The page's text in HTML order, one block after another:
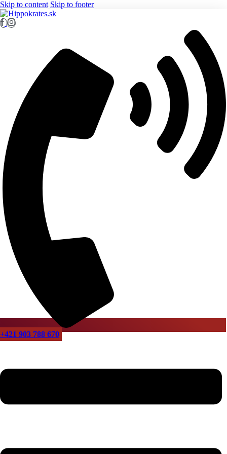
Skip to content Skip to footer
+421 903 788 670